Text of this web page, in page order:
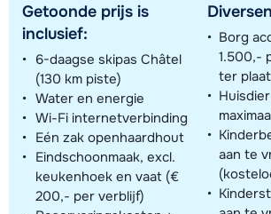
Getoonde prijs is
inclusief:
6-daagse skipas Châtel
(130 km piste)
Water en energie
Wi-Fi internetverbinding
Eén zak openhaardhout
Eindschoonmaak, excl.
keukenhoek en vaat (€
200,- per verblijf)
Borg
1.500,-
ter
aan te